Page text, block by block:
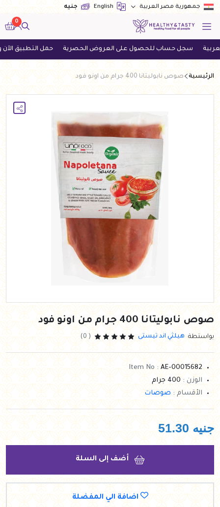
English جنيه
0
سجل حساب للحصول على العروض الحصرية حمل التطبيق الآن واحصل
الرئيسية صوص نابوليتانا 400 جرام من اونو فود
صوص نابوليتانا 400 جرام من اونو فود
بواستطة هيلثي اند تيستى ( 0)
Item No :AE-00015682
الوزن : 400 جرام
الأقسام : صوصات
جنيه 51.30
أضف إلى السلة
اضافة الي المفضلة